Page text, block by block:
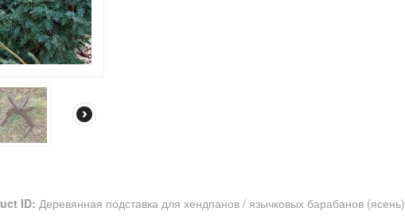
ID: Деревянная подставка для хендпанов / язычковых барабанов (ясень)